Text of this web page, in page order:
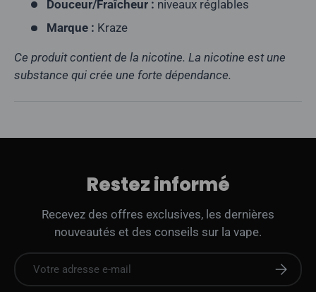
Douceur/Fraîcheur : niveaux réglables
Marque : Kraze
Ce produit contient de la nicotine. La nicotine est une
substance qui crée une forte dépendance.
Restez informé
Recevez des offres exclusives, les dernières
nouveautés et des conseils sur la vape.
E-mail